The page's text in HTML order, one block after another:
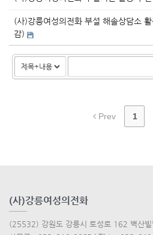
(사)강릉여성의전화 부설 해솔상담소
감)
Prev 1
(사)강릉여성의전화
(25532) 강원도 강릉시 토성로 162 벽산